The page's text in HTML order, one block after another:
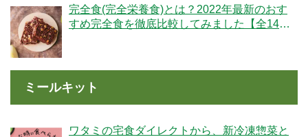
完全食(完全栄養食)とは？2022年最新のおす
すめ完全食を徹底比較してみました【全14
ミールキット
ワタミの宅食ダイレクトから、新冷凍惣菜と